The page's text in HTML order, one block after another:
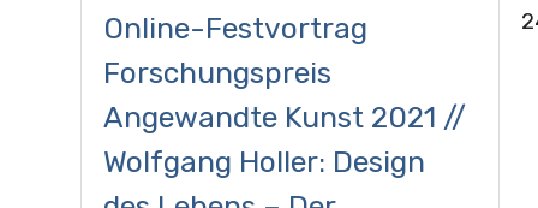
Online-Festvortrag
Forschungspreis
Angewandte Kunst 2021 //
Wolfgang Holler: Design